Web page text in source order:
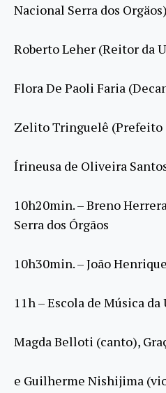
Nacional Serra dos Orgäos)
Roberto Leher (Reitor da
Flora De Paoli Faria
Zelito Tringuelê (Prefeito
Írineusa de Oliveira
10h20min. – Breno
Serra dos Órgãos
10h30min. – João
11h – Escola de Música da
Magda Belloti (canto),
e Guilherme Nishijima